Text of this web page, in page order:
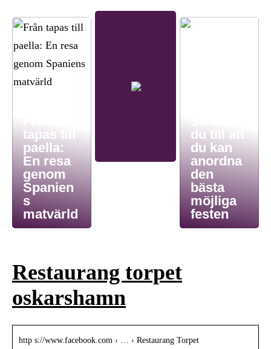
tapas till
paella:
En resa
genom
Spanien
s
matvärld
du till att
du kan
anordna
den
bästa
möjliga
festen
Restaurang torpet
oskarshamn
http s://www.facebook.com › … › Restaurang Torpet